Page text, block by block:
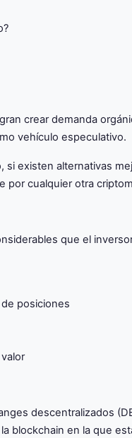
crear demanda
vehículo especulativo.
existen alternativas
por cualquier otra
que el
posiciones
descentralizados
blockchain en la que